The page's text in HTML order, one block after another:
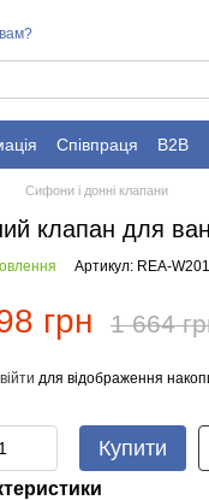
Співпраця B2B
Сифони і донні клапани
клапан для
Артикул: REA-
грн 1 664
для відображення
Купити